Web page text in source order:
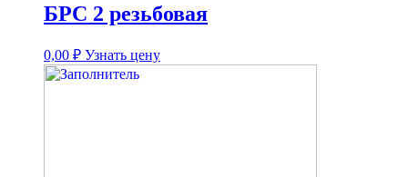
БРС 2 резьбовая
0,00 ₽ Узнать цену